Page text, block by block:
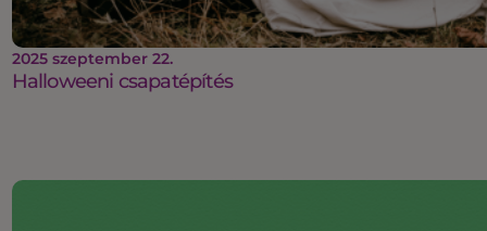
2025 szeptember 22.
Halloweeni csapatépítés